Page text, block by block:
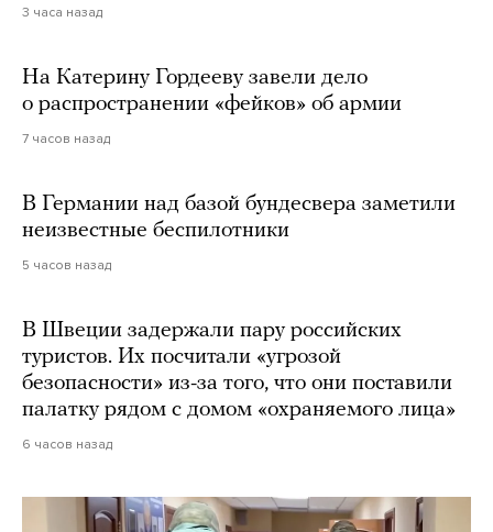
3 часа назад
На Катерину Гордееву завели дело
о распространении «фейков» об армии
7 часов назад
В Германии над базой бундесвера заметили
неизвестные беспилотники
5 часов назад
В Швеции задержали пару российских
туристов. Их посчитали «угрозой
безопасности» из-за того, что они поставили
палатку рядом с домом «охраняемого лица»
6 часов назад